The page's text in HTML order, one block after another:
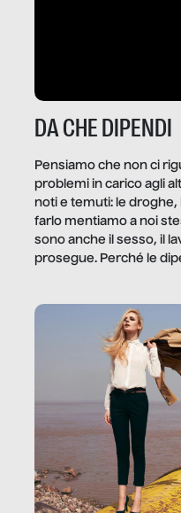
DA CHE DIPENDI
Pensiamo che non ci
problemi in carico agli
noti e temuti: le droghe,
farlo mentiamo a noi
sono anche il sesso, il
prosegue. Perché le
trae un guadagno. In
quale e come.